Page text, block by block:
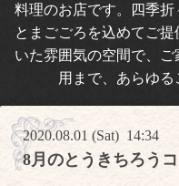
料理のお店です。四季
とまごごろを込めてご
いた雰囲気の空間で、
用まで、あらゆる
2020.08.01 (Sat) 14:34
8月のとうきちろう